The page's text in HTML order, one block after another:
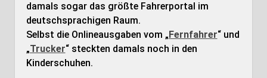
damals sogar das größte Fahrerportal im
deutschsprachigen Raum.
Selbst die Onlineausgaben vom „Fernfahrer“ und
„Trucker“ steckten damals noch in den
Kinderschuhen.